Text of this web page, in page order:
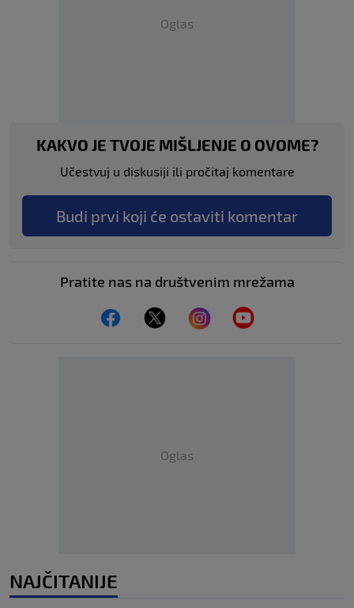
Oglas
KAKVO JE TVOJE MIŠLJENJE O OVOME?
Učestvuj u diskusiji ili pročitaj komentare
Budi prvi koji će ostaviti komentar
Pratite nas na društvenim mrežama
Oglas
NAJČITANIJE